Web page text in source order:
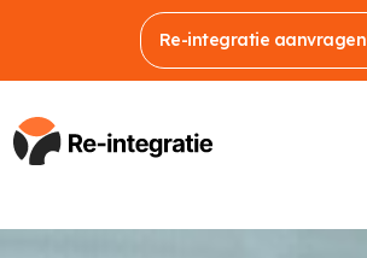
Re-integratie aanvragen